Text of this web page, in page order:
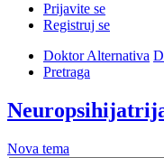
Prijavite se
Registruj se
Doktor Alternativa
Pretraga
Nova tema